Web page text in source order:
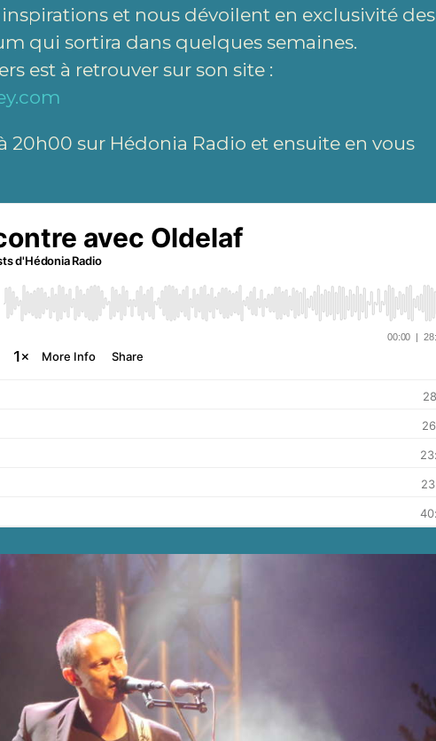
et nous dévoilent en exclusivité des
qui sortira dans quelques semaines.
est à retrouver sur son site :
20h00 sur Hédonia Radio et ensuite en vous